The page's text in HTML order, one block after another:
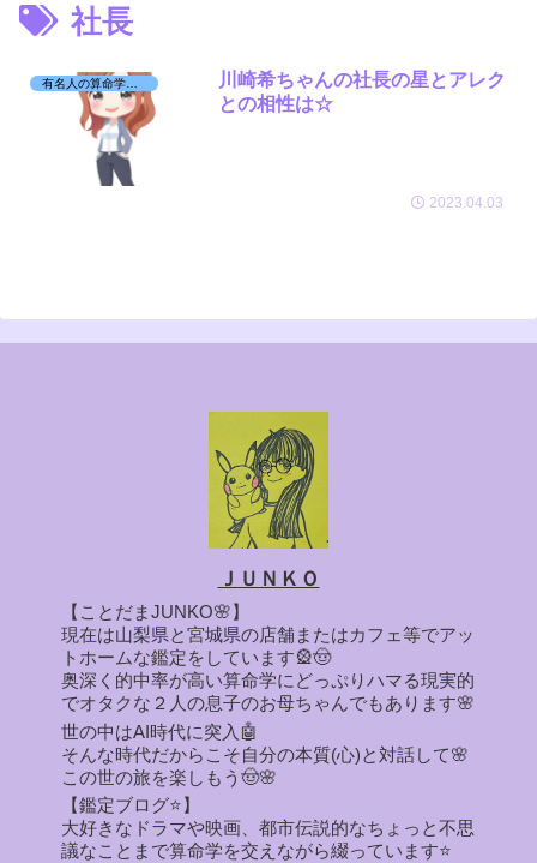
社長
有名人の算命学日記☆
川崎希ちゃんの社長の星とアレク
との相性は☆
2023.04.03
ＪＵＮＫＯ
【ことだまJUNKO🌸】
現在は山梨県と宮城県の店舗またはカフェ等でアッ
トホームな鑑定をしています🎡🤠
奥深く的中率が高い算命学にどっぷりハマる現実的
でオタクな２人の息子のお母ちゃんでもあります🌸
世の中はAI時代に突入🤖
そんな時代だからこそ自分の本質(心)と対話して🌸
この世の旅を楽しもう🤠🌸
【鑑定ブログ⭐】
大好きなドラマや映画、都市伝説的なちょっと不思
議なことまで算命学を交えながら綴っています⭐